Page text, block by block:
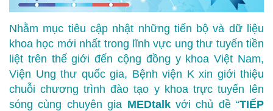
Nhằm mục tiêu cập nhật những tiến bộ và dữ liệu
khoa học mới nhất trong lĩnh vực ung thư tuyến tiền
liệt trên thế giới đến cộng đồng y khoa Việt Nam,
Viện Ung thư quốc gia, Bệnh viện K xin giới thiệu
chuỗi chương trình đào tạo y khoa trực tuyến lên
sóng cùng chuyên gia MEDtalkvới chủ đề “TIẾP